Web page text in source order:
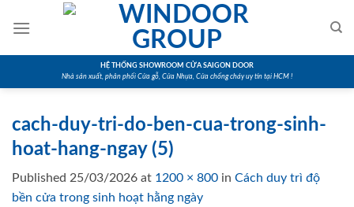
HỆ THỐNG SHOWROOM CỬA SAIGON DOOR
Nhà sản xuất, phân phối Cửa gỗ, Cửa Nhựa, Cửa chống cháy uy tín tại HCM !
cach-duy-tri-do-ben-cua-trong-sinh-
hoat-hang-ngay (5)
Published 25/03/2026 at 1200 × 800 in Cách duy trì độ
bền cửa trong sinh hoạt hằng ngày